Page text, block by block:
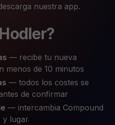
nuestra app.
— recibe tu nueva
menos de 10 minutos
— todos los costes se
de confirmar
— intercambia Compound
y lugar